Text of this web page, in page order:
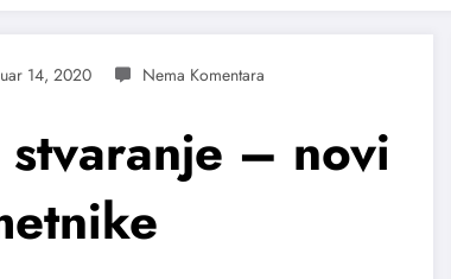
14, 2020
stvaranje – novi